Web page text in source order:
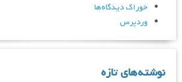
خوراک دیدگاه‌ها
وردپرس
نوشته‌های تازه